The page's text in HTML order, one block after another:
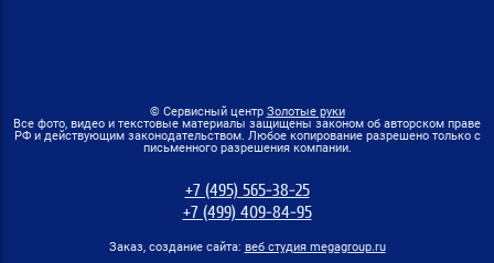
© Сервисный центр Золотые руки
Все фото, видео и текстовые материалы защищены законом об авторском праве
РФ и действующим законодательством. Любое копирование разрешено только с
письменного разрешения компании.
+7 (495) 565-38-25
+7 (499) 409-84-95
Заказ, создание сайта: веб студия megagroup.ru